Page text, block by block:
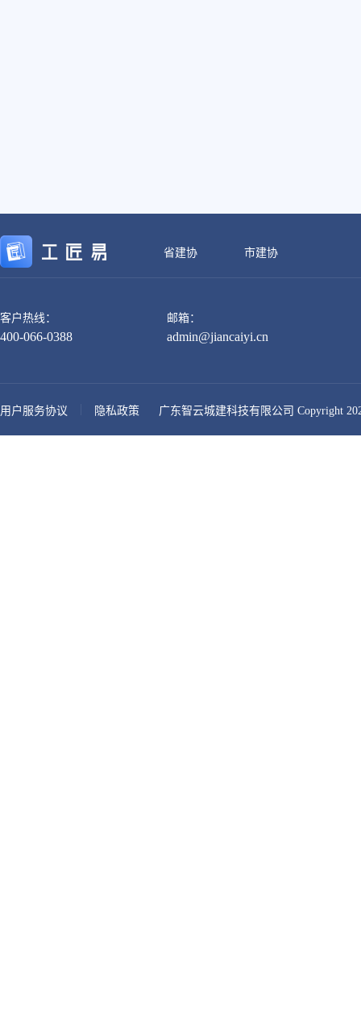
省建协 市建协
客户热线：
400-066-0388
邮箱：
admin@jiancaiyi.cn
用户服务协议 隐私政策 广东智云城建科技有限公司 Copyright